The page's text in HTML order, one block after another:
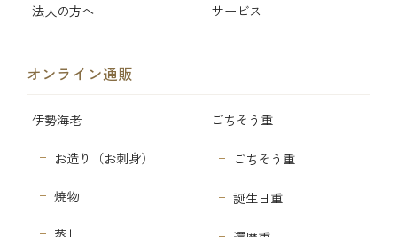
法人の方へ サービス
オンライン通販
伊勢海老
お造り（お刺身）
焼物
ごちそう重
ごちそう重
誕生日重